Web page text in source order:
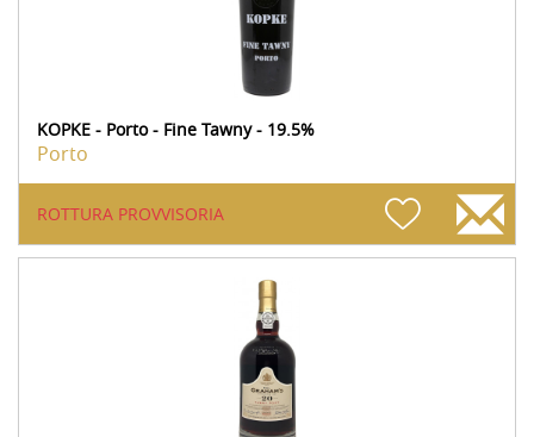
KOPKE - Porto - Fine Tawny - 19.5%
Porto
ROTTURA PROVVISORIA